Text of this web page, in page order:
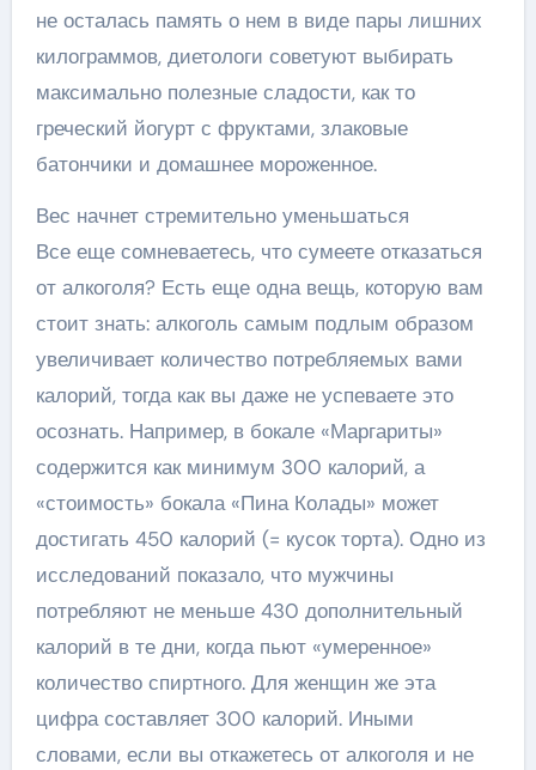
не осталась память о нем в виде пары лишних
килограммов, диетологи советуют выбирать
максимально полезные сладости, как то
греческий йогурт с фруктами, злаковые
батончики и домашнее мороженное.
Вес начнет стремительно уменьшаться
Все еще сомневаетесь, что сумеете отказаться
от алкоголя? Есть еще одна вещь, которую вам
стоит знать: алкоголь самым подлым образом
увеличивает количество потребляемых вами
калорий, тогда как вы даже не успеваете это
осознать. Например, в бокале «Маргариты»
содержится как минимум 300 калорий, а
«стоимость» бокала «Пина Колады» может
достигать 450 калорий (= кусок торта). Одно из
исследований показало, что мужчины
потребляют не меньше 430 дополнительный
калорий в те дни, когда пьют «умеренное»
количество спиртного. Для женщин же эта
цифра составляет 300 калорий. Иными
словами, если вы откажетесь от алкоголя и не